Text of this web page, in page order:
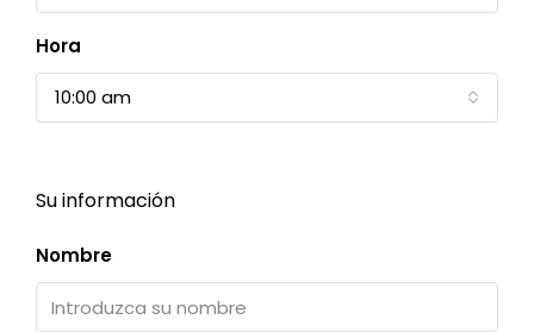
Hora
10:00 am
Su información
Nombre